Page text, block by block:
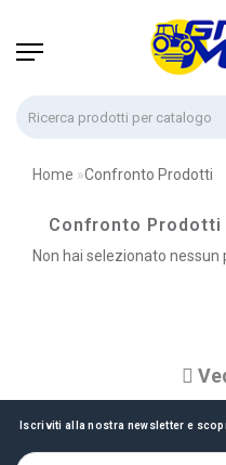
Home Confronto Prodotti
Confronto Prodotti
Non hai selezionato
Iscriviti alla nostra newsletter e